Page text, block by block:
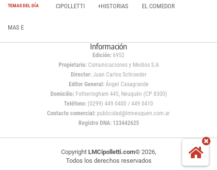
TEMAS DEL DÍA CIPOLLETTI +HISTORIAS EL COMEDOR
MAS E
Información
Edición: 6952
Propietario:Comunicaciones y Medios S.A
Director: Juan Carlos Schroeder
Editor General:Ángel Casagrande
Domicilio:Fotheringham 445, Neuquén (CP 8300)
Teléfono: (0299) 449 0400 / 449 0410
Contacto comercial: publicidad@lmneuquen.com.ar
Registro DNA: 123442625
Copyright LMCipolletti.com© 2026,
Todos los derechos reservados